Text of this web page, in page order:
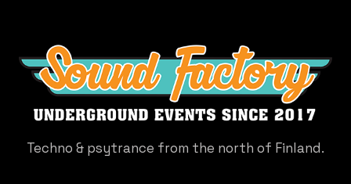
Techno & psytrance from the north of Finland.